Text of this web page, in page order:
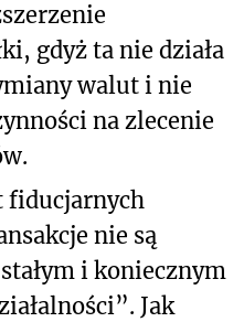
gdyż ta nie działa
walut i nie
na zlecenie
fiducjarnych
nie są
i koniecznym
Jak